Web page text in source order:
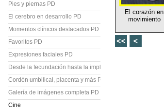
Pies y piernas PD
El cerebro en desarrollo PD
Momentos clínicos destacados PD
Favoritos PD
Expresiones faciales PD
Desde la fecundación hasta la implantación PD
Cordón umbilical, placenta y más PD
Galería de imágenes completa PD
Cine
El corazón en
movimiento